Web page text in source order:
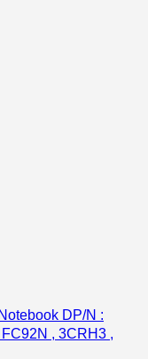
DP/N :
, 3CRH3 ,